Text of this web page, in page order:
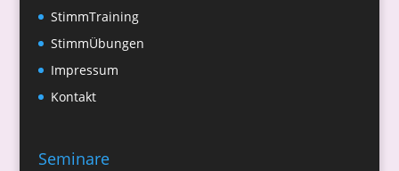
StimmTraining
StimmÜbungen
Impressum
Kontakt
Seminare